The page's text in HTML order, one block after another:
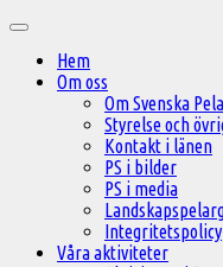
innehåll
Huvudmeny
Hem
Om oss
Om Svenska
Styrelse och
Kontakt i länen
PS i bilder
PS i media
Integritetspolicy
Våra aktiviteter